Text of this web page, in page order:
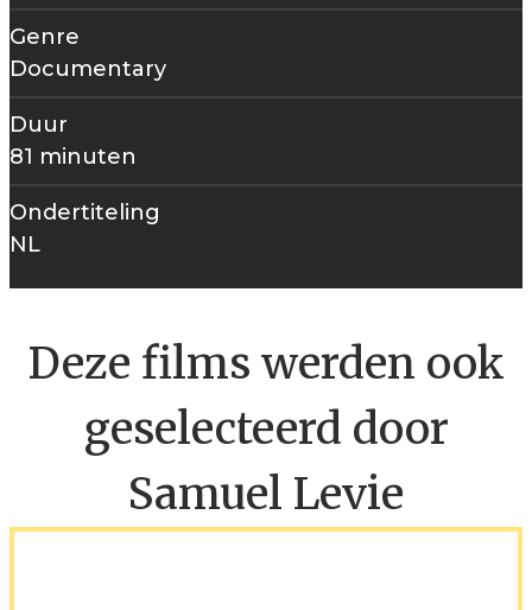
Genre
Documentary
Duur
81 minuten
Ondertiteling
NL
Deze films werden ook
geselecteerd door
Samuel Levie